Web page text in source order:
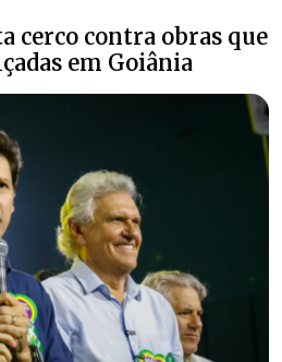
cerco contra obras que
em Goiânia